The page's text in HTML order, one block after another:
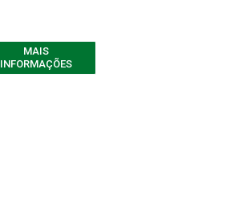
MAIS
INFORMAÇÕES